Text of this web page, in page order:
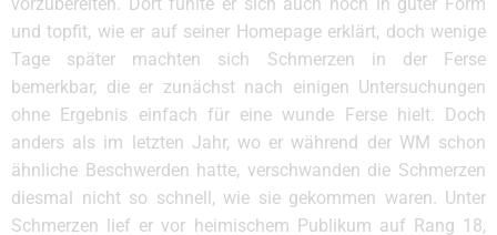
und topfit, wie er auf seiner Homepage erklärt, doch wenige
Tage später machten sich Schmerzen in der Ferse
bemerkbar, die er zunächst nach einigen Untersuchungen
ohne Ergebnis einfach für eine wunde Ferse hielt. Doch
anders als im letzten Jahr, wo er während der WM schon
ähnliche Beschwerden hatte, verschwanden die Schmerzen
diesmal nicht so schnell, wie sie gekommen waren. Unter
Schmerzen lief er vor heimischem Publikum auf Rang 18,